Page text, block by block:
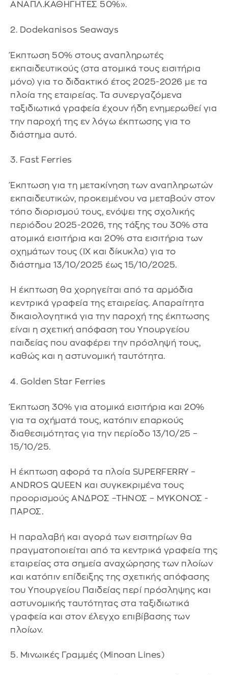
ΑΝΑΠΛ.ΚΑΘΗΓΗΤΕΣ 50%».
2. Dodekanisos Seaways
Έκπτωση 50% στους αναπληρωτές
εκπαιδευτικούς (στα ατομικά τους εισιτήρια
μόνο) για το διδακτικό έτος 2025-2026 με τα
πλοία της εταιρείας. Τα συνεργαζόμενα
ταξιδιωτικά γραφεία έχουν ήδη ενημερωθεί για
την παροχή της εν λόγω έκπτωσης για το
διάστημα αυτό.
3. Fast Ferries
Έκπτωση για τη μετακίνηση των αναπληρωτών
εκπαιδευτικών, προκειμένου να μεταβούν στον
τόπο διορισμού τους, ενόψει της σχολικής
περιόδου 2025-2026, της τάξης του 30% στα
ατομικά εισιτήρια και 20% στα εισιτήρια των
οχημάτων τους (IX και δίκυκλα) για το
διάστημα 13/10/2025 έως 15/10/2025.
Η έκπτωση θα χορηγείται από τα αρμόδια
κεντρικά γραφεία της εταιρείας. Απαραίτητα
δικαιολογητικά για την παροχή της έκπτωσης
είναι η σχετική απόφαση του Υπουργείου
παιδείας που αναφέρει την πρόσληψή τους,
καθώς και η αστυνομική ταυτότητα.
4. Golden Star Ferries
Έκπτωση 30% για ατομικά εισιτήρια και 20%
για τα οχήματά τους, κατόπιν επαρκούς
διαθεσιμότητας για την περίοδο 13/10/25 –
15/10/25.
Η έκπτωση αφορά τα πλοία SUPERFERRY –
ANDROS QUEEN και συγκεκριμένα τους
προορισμούς ΑΝΔΡΟΣ –ΤΗΝΟΣ – ΜΥΚΟΝΟΣ -
ΠΑΡΟΣ.
Η παραλαβή και αγορά των εισιτηρίων θα
πραγματοποιείται από τα κεντρικά γραφεία της
εταιρείας στα σημεία αναχώρησης των πλοίων
και κατόπιν επίδειξης της σχετικής απόφασης
του Υπουργείου Παιδείας περί πρόσληψης και
αστυνομικής ταυτότητας στα ταξιδιωτικά
γραφεία και στον έλεγχο επιβίβασης των
πλοίων.
5. Μινωικές Γραμμές (Minoan Lines)